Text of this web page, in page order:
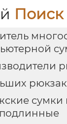
Поиск
сумки
подлинные